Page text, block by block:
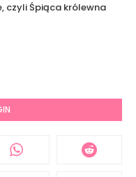
czyli Śpiąca królewna